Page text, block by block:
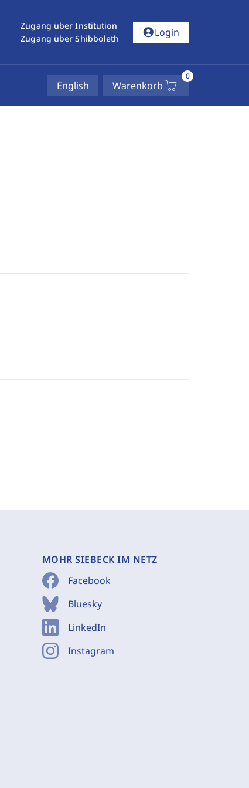
Zugang über Institution
Zugang über Shibboleth
account_circleLogin
English Warenkorb
0
MOHR SIEBECK IM NETZ
Facebook
Bluesky
LinkedIn
Instagram